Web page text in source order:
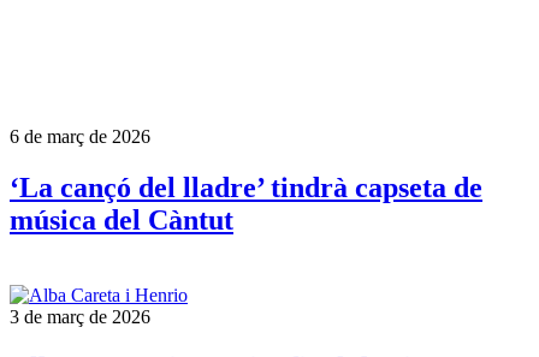
6 de març de 2026
‘La cançó del lladre’ tindrà capseta de
música del Càntut
3 de març de 2026